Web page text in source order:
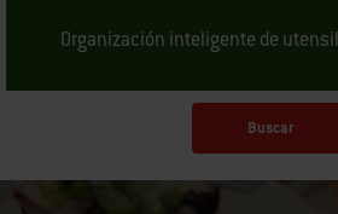
Organización inteligente de
Buscar